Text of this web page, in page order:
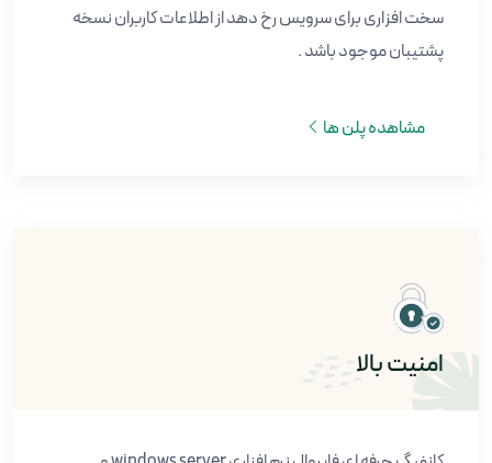
سخت افزاری برای سرویس رخ دهد از اطلاعات کاربران نسخه
پشتیبان موجود باشد .
مشاهده پلن ها
امنیت بالا